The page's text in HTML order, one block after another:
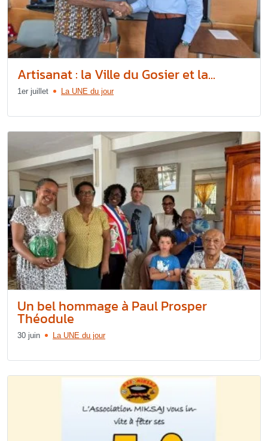
Artisanat : la Ville du Gosier et la...
1er juillet La UNE du jour
Un bel hommage à Paul Prosper
Théodule
30 juin La UNE du jour